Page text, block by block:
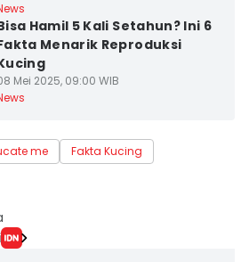
Hamil 5 Kali Setahun? Ini 6
Menarik Reproduksi
Mei 2025, 09:00 WIB
me Fakta Kucing